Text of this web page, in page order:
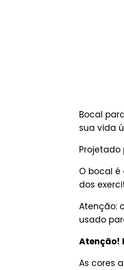
Bocal
sua vida
Projetado
O bocal é
dos
Atenção:
usado
Atenção!
As cores